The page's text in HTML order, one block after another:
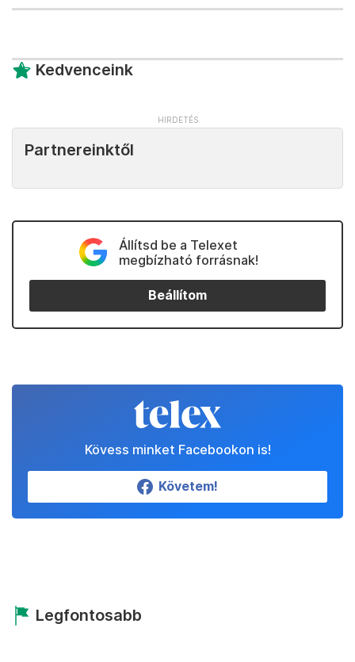
Kedvenceink
Partnereinktől
Állítsd be a Telexet
megbízható forrásnak!
Beállítom
Kövess minket Facebookon is!
Követem!
Legfontosabb